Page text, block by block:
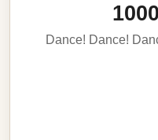
Dance! Dance!